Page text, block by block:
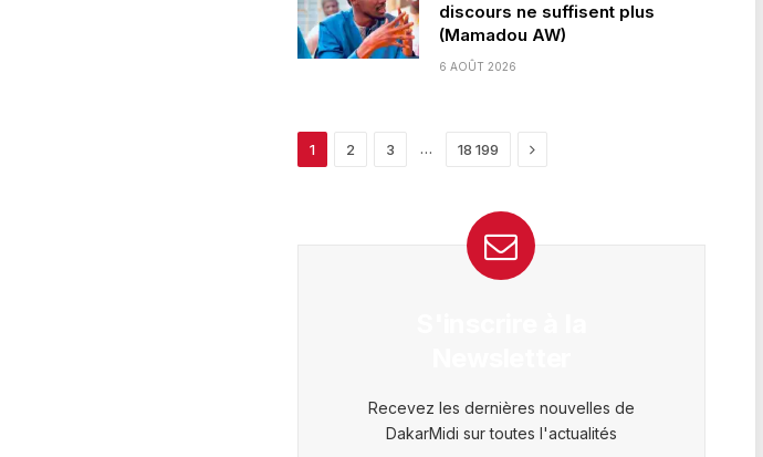
discours ne suffisent plus
(Mamadou AW)
6 AOÛT 2026
1 2 3 … 18 199 Next
Recevez les dernières nouvelles de
DakarMidi sur toutes l'actualités